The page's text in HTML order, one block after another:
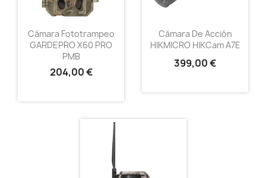
Cámara Fototrampeo
GARDEPRO X60 PRO
PMB
204,00 €
Cámara De Acción
HIKMICRO HIKCam A7E
399,00 €